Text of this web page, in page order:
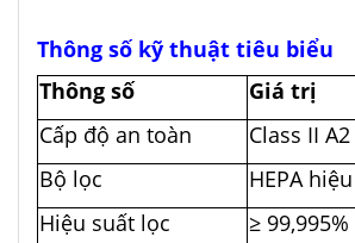
Thông số kỹ thuật tiêu biểu
Thông số
Giá trị
Cấp độ an toàn
Class II A2
Bộ lọc
HEPA
Hiệu suất lọc
≥